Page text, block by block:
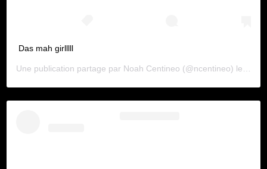
Das mah girlllll
Une publication partage par Noah Centineo (@ncentineo) le 6